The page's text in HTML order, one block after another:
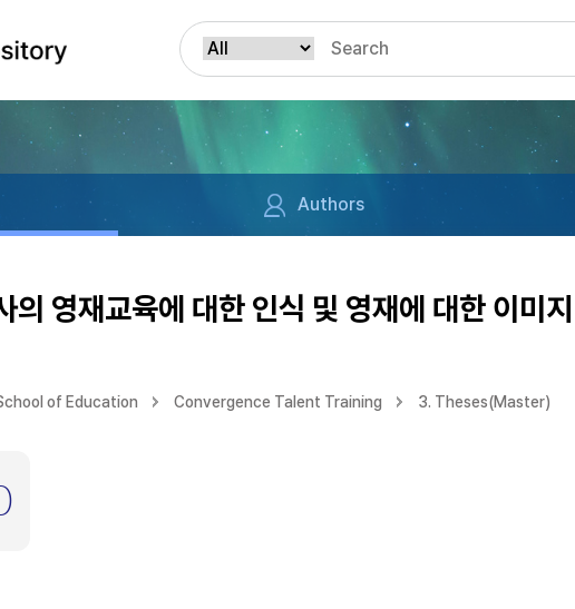
Authors
의 영재교육에 대한 인식 및 영재에 대한 이미
of Education Convergence Talent Training 3. Theses(Master)